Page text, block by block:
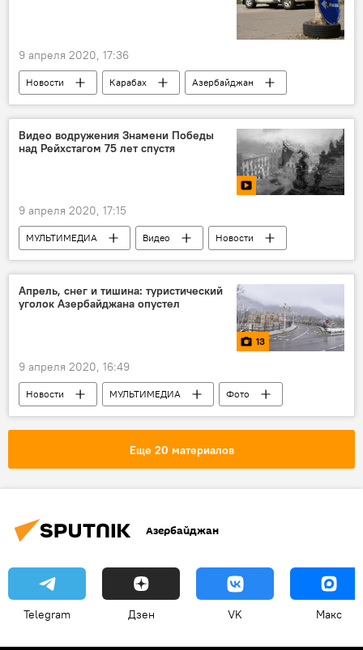
9 апреля 2020, 17:36
Новости Карабах
Азербайджан
ОБСЕ
Армения
Видео водружения Знамени Победы
над Рейхстагом 75 лет спустя
9 апреля 2020, 17:15
МУЛЬТИМЕДИА Видео
Новости
Россия
Апрель, снег и тишина: туристический
уголок Азербайджана опустел
13
9 апреля 2020, 16:49
Новости МУЛЬТИМЕДИА
Фото
ЖИЗНЬ
Азербайджан
Еще 20 материалов
Азербайджан
Telegram Дзен VK Макс